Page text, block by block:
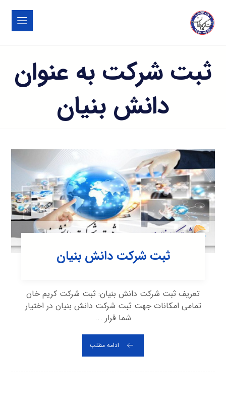
ثبت شرکت به عنوان
دانش بنیان
ثبت شرکت دانش بنیان
تعریف ثبت شرکت دانش بنیان: ثبت شرکت کریم خان
تمامی امکانات جهت ثبت شرکت دانش بنیان در اختیار
شما قرار ...
ادامه مطلب